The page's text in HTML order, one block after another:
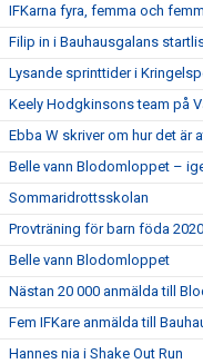
IFKarna fyra, femma och
Filip in i Bauhausgalans
Lysande sprinttider i
Keely Hodgkinsons team på
Ebba W skriver om hur det är
Belle vann Blodomloppet –
Sommaridrottsskolan
Provträning för barn föda
Belle vann Blodomloppet
Nästan 20 000 anmälda till
Fem IFKare anmälda till
Hannes nia i Shake Out Run